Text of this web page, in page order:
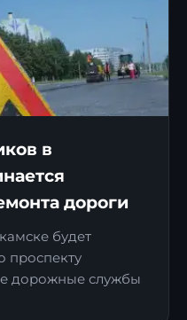
в
дороги
будет
проспекту
дорожные службы